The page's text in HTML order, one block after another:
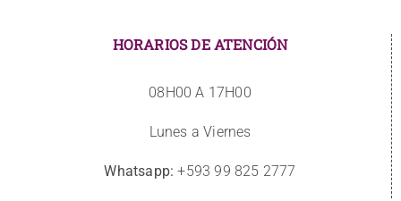
HORARIOS DE ATENCIÓN
08H00 A 17H00
Lunes a Viernes
Whatsapp: +593 99 825 2777